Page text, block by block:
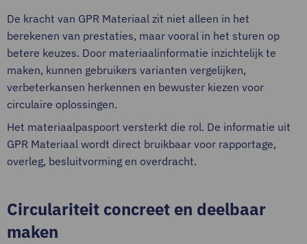
De kracht van GPR Materiaal zit niet alleen in het
berekenen van prestaties, maar vooral in het sturen op
betere keuzes. Door materiaalinformatie inzichtelijk te
maken, kunnen gebruikers varianten vergelijken,
verbeterkansen herkennen en bewuster kiezen voor
circulaire oplossingen.
Het materiaalpaspoort versterkt die rol. De informatie uit
GPR Materiaal wordt direct bruikbaar voor rapportage,
overleg, besluitvorming en overdracht.
Circulariteit concreet en deelbaar
maken